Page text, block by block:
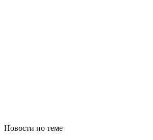
Новости по теме